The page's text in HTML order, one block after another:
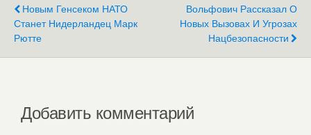
Новым Генсеком НАТО
Станет Нидерландец Марк
Рютте
Вольфович Рассказал О
Новых Вызовах И Угрозах
Нацбезопасности
Добавить комментарий